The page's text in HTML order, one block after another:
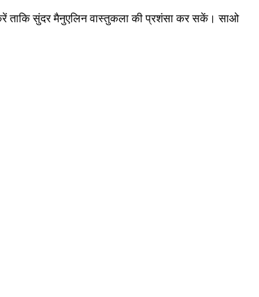
करें ताकि सुंदर मैनुएलिन वास्तुकला की प्रशंसा कर सकें। साओ